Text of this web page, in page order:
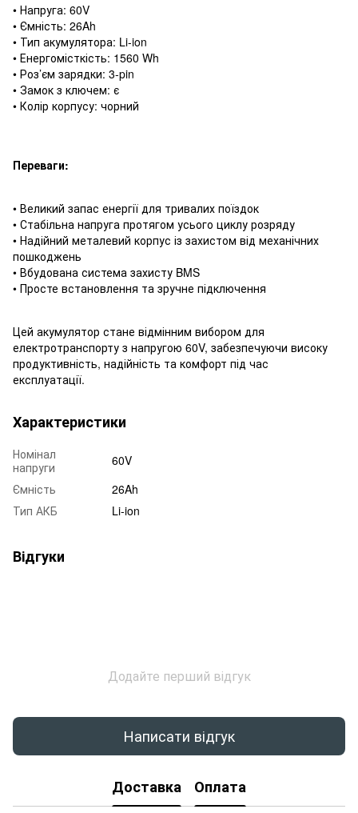
• Напруга: 60V
• Ємність: 26Ah
• Тип акумулятора: Li-ion
• Енергомісткість: 1560 Wh
• Роз’єм зарядки: 3-pin
• Замок з ключем: є
• Колір корпусу: чорний
Переваги:
• Великий запас енергії для тривалих поїздок
• Стабільна напруга протягом усього циклу розряду
• Надійний металевий корпус із захистом від механічних
пошкоджень
• Вбудована система захисту BMS
• Просте встановлення та зручне підключення
Цей акумулятор стане відмінним вибором для
електротранспорту з напругою 60V, забезпечуючи високу
продуктивність, надійність та комфорт під час
експлуатації.
Характеристики
Номінал
напруги
60V
Ємність
26Ah
Тип АКБ
Li-ion
Відгуки
Додайте перший відгук
Написати відгук
Доставка Оплата